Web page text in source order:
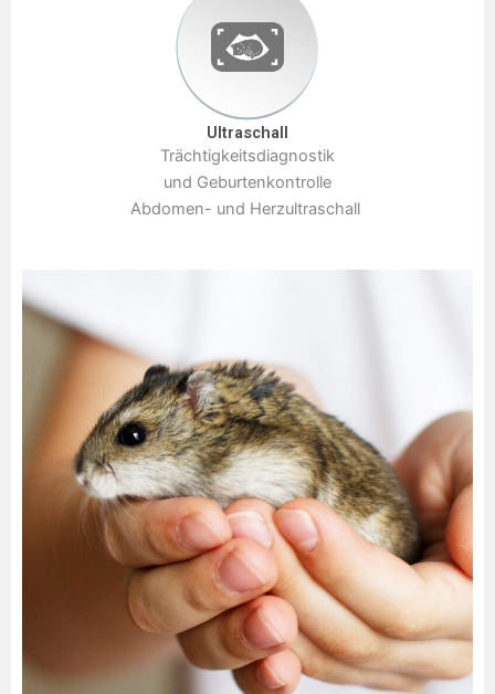
Ultraschall
Trächtigkeitsdiagnostik
und Geburtenkontrolle
Abdomen- und Herzultraschall